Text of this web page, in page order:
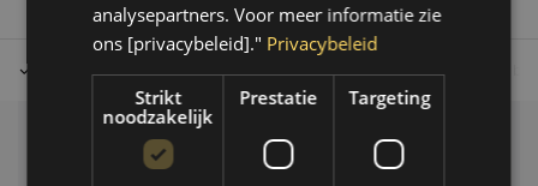
Tot 30 dagen retour sturen. Op werkdagen voor 14.00 uur
Klantenservice
analysepartners. Voor meer informatie zie
ons [privacybeleid]." Privacybeleid
Strikt
noodzakelijk
Prestatie Targeting